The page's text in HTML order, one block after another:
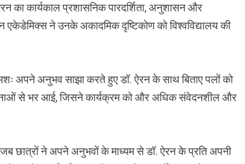
का कार्यकाल प्रशासनिक पारदर्शिता, अनुशासन और
एकेडेमिक्स ने उनके अकादमिक दृष्टिकोण को विश्वविद्यालय की
अपने अनुभव साझा करते हुए डॉ. ऐरन के साथ बिताए पलों को
से भर आई, जिसने कार्यक्रम को और अधिक संवेदनशील और
छात्रों ने अपने अनुभवों के माध्यम से डॉ. ऐरन के प्रति अपनी